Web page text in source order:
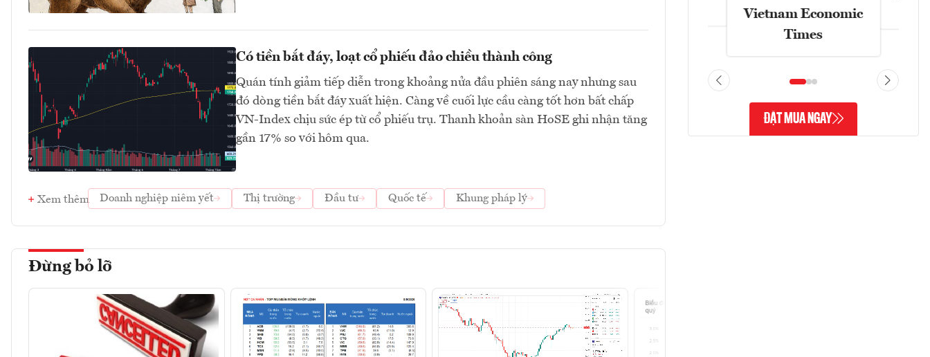
Có tiền bắt đáy, loạt cổ phiếu đảo chiều thành công
Quán tính giảm tiếp diễn trong khoảng nửa đầu phiên sáng nay nhưng sau
đó dòng tiền bắt đáy xuất hiện. Càng về cuối lực cầu càng tốt hơn bất chấp
VN-Index chịu sức ép từ cổ phiếu trụ. Thanh khoản sàn HoSE ghi nhận tăng
gần 17% so với hôm qua.
Xem thêm Doanh nghiệp niêm yết Thị trường Đầu tư Quốc tế Khung pháp lý
Đừng bỏ lỡ
Vietnam Economic
Times
ĐẶT MUA NGAY